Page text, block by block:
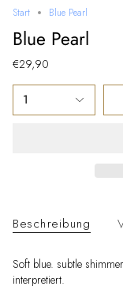
Start Blue Pearl
Blue Pearl
€29,90
1
Beschreibung
Soft blue. subtle
interpretiert.